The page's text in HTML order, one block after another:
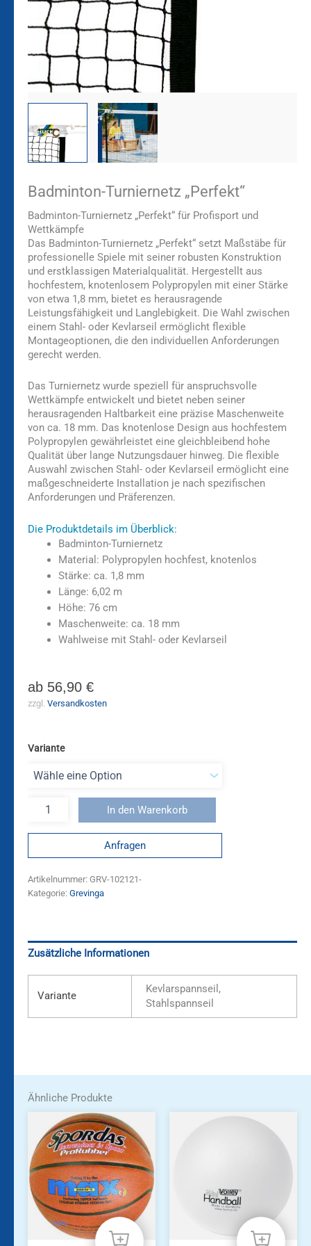
Badminton-Turniernetz „Perfekt“
Badminton-Turniernetz „Perfekt“ für Profisport und
Wettkämpfe
Das Badminton-Turniernetz „Perfekt“ setzt Maßstäbe für
professionelle Spiele mit seiner robusten Konstruktion
und erstklassigen Materialqualität. Hergestellt aus
hochfestem, knotenlosem Polypropylen mit einer Stärke
von etwa 1,8 mm, bietet es herausragende
Leistungsfähigkeit und Langlebigkeit. Die Wahl zwischen
einem Stahl- oder Kevlarseil ermöglicht flexible
Montageoptionen, die den individuellen Anforderungen
gerecht werden.
Das Turniernetz wurde speziell für anspruchsvolle
Wettkämpfe entwickelt und bietet neben seiner
herausragenden Haltbarkeit eine präzise Maschenweite
von ca. 18 mm. Das knotenlose Design aus hochfestem
Polypropylen gewährleistet eine gleichbleibend hohe
Qualität über lange Nutzungsdauer hinweg. Die flexible
Auswahl zwischen Stahl- oder Kevlarseil ermöglicht eine
maßgeschneiderte Installation je nach spezifischen
Anforderungen und Präferenzen.
Die Produktdetails im Überblick:
Badminton-Turniernetz
Material: Polypropylen hochfest, knotenlos
Stärke: ca. 1,8 mm
Länge: 6,02 m
Höhe: 76 cm
Maschenweite: ca. 18 mm
Wahlweise mit Stahl- oder Kevlarseil
ab 56,90 €
zzgl. Versandkosten
Variante
In den Warenkorb
Anfragen
Artikelnummer: GRV-102121-
Kategorie: Grevinga
Zusätzliche Informationen
Variante
Kevlarspannseil,
Stahlspannseil
Ähnliche Produkte